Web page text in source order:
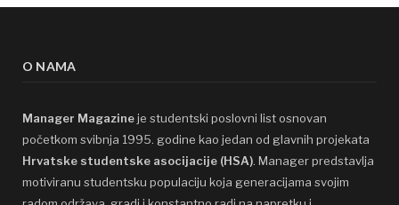
O NAMA
Manager Magazineje studentski poslovni list osnovan
početkom svibnja 1995. godine kao jedan od glavnih projekata
Hrvatske studentske asocijacije (HSA). Manager predstavlja
motiviranu studentsku populaciju koja generacijama svojim